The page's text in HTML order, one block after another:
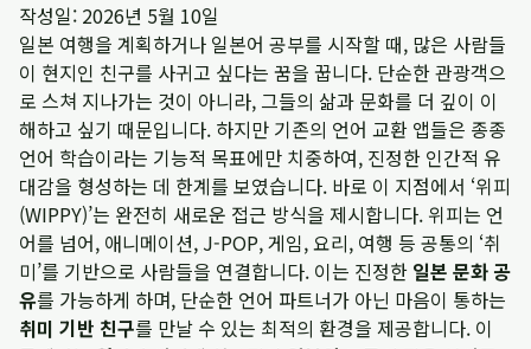
작성일: 2026년 5월 10일
일본 여행을 계획하거나 일본어 공부를 시작할 때, 많은 사람들
이 현지인 친구를 사귀고 싶다는 꿈을 꿉니다. 단순한 관광객으
로 스쳐 지나가는 것이 아니라, 그들의 삶과 문화를 더 깊이 이
해하고 싶기 때문입니다. 하지만 기존의 언어 교환 앱들은 종종
언어 학습이라는 기능적 목표에만 치중하여, 진정한 인간적 유
대감을 형성하는 데 한계를 보였습니다. 바로 이 지점에서 ‘위피
(WIPPY)’는 완전히 새로운 접근 방식을 제시합니다. 위피는 언
어를 넘어, 애니메이션, J-POP, 게임, 요리, 여행 등 공통의 ‘취
미’를 기반으로 사람들을 연결합니다. 이는 진정한 일본 문화 공
유를 가능하게 하며, 단순한 언어 파트너가 아닌 마음이 통하는
취미 기반 친구를 만날 수 있는 최적의 환경을 제공합니다. 이